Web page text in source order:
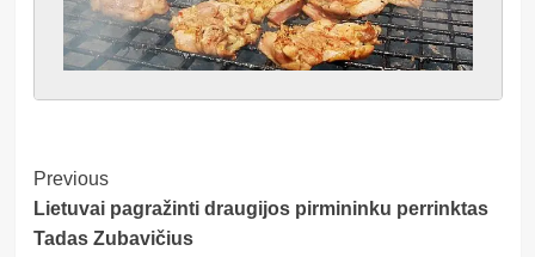
Post
Navigation
Previous
Lietuvai pagražinti draugijos pirmininku perrinktas
Tadas Zubavičius